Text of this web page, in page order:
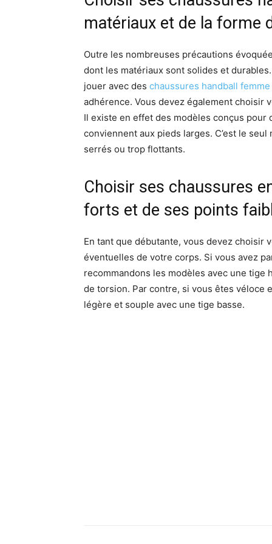
matériaux et de la forme
Outre les nombreuses précautions
dont les matériaux sont solides et
jouer avec des chaussures handball femme
adhérence. Vous devez également choisir
Il existe en effet des modèles conçus pour
conviennent aux pieds larges. C’est le
serrés ou trop flottants.
Choisir ses chaussures
forts et de ses points
En tant que débutante, vous devez choisir
éventuelles de votre corps. Si vous avez
recommandons les modèles avec une
de torsion. Par contre, si vous êtes véloce
légère et souple avec une tige basse.